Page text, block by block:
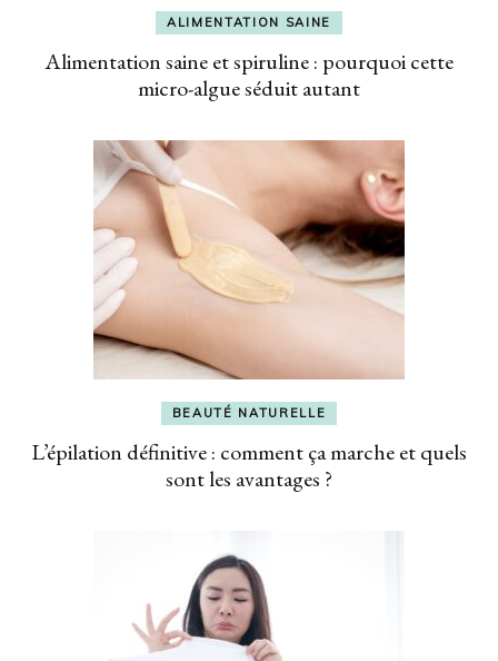
ALIMENTATION SAINE
Alimentation saine et spiruline : pourquoi cette
micro-algue séduit autant
BEAUTÉ NATURELLE
L’épilation définitive : comment ça marche et quels
sont les avantages ?